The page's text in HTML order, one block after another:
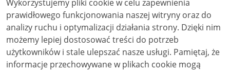
niekomercyjne - bez utworów zależnych 4.0 (CC BY-
NC-ND 4.0), o ile nie jest to stwierdzone inaczej.
Wykorzystujemy pliki cookie w celu zapewnienia
prawidłowego funkcjonowania naszej witryny oraz do
analizy ruchu i optymalizacji działania strony. Dzięki nim
możemy lepiej dostosować treści do potrzeb
użytkowników i stale ulepszać nasze usługi. Pamiętaj, że
informacje przechowywane w plikach cookie mogą